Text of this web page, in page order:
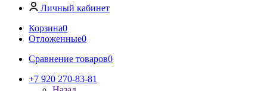
Личный кабинет
Корзина0
Отложенные0
Сравнение товаров0
+7 920 270-83-81